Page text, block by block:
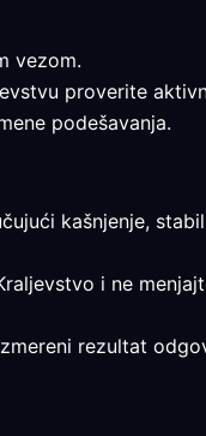
vezom.
proverite
podešavanja.
kašnjenje,
i ne
rezultat